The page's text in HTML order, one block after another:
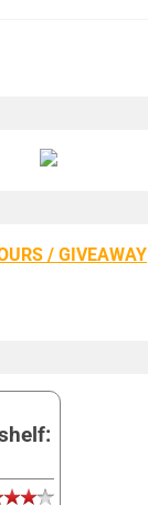
/ GIVEAWAY